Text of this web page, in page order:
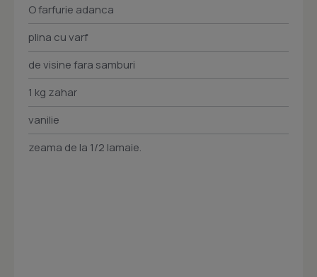
O farfurie adanca
plina cu varf
de visine fara samburi
1 kg zahar
vanilie
zeama de la 1/2 lamaie.